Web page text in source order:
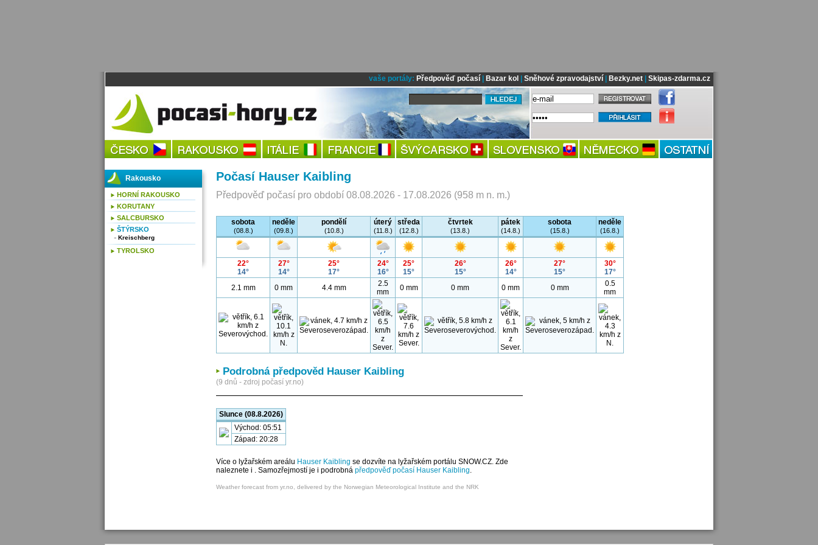
vaše portály: Předpověď počasí| Bazar kol Sněhové zpravodajství| Bezky.net| Skipas-zdarma.cz
Počasí Hauser Kaibling
Předpověď počasí pro období 08.08.2026 - 17.08.2026 (958 m n. m.)
sobota
(08.8.)
neděle
(09.8.)
pondělí
(10.8.)
úterý
(11.8.)
středa
(12.8.)
čtvrtek
(13.8.)
pátek
(14.8.)
sobota
(15.8.)
neděle
(16.8.)
22°
14°
27°
14°
25°
17°
24°
16°
25°
15°
26°
15°
26°
14°
27°
15°
30°
17°
2.1 mm
0 mm 4.4 mm
2.5
mm
0 mm 0 mm 0 mm 0 mm
0.5
mm
Podrobná předpověd Hauser Kaibling
(9 dnů - zdroj počasí yr.no)
Slunce (08.8.2026)
Východ: 05:51
Západ: 20:28
Více o lyžařském areálu Hauser Kaibling se dozvíte na lyžařském portálu SNOW.CZ. Zde
naleznete i . Samozřejmostí je i podrobná předpověď počasí Hauser Kaibling.
Weather forecast from yr.no, delivered by the Norwegian Meteorological Institute and the NRK
Rakousko
HORNÍ RAKOUSKO
KORUTANY
SALCBURSKO
ŠTÝRSKO
Kreischberg
TYROLSKO